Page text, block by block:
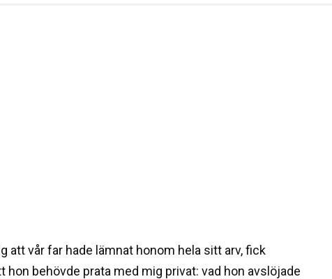
att vår far hade lämnat honom hela sitt arv, fick
behövde prata med mig privat: vad hon avslöjade